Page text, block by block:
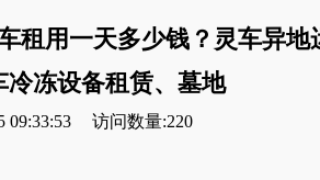
租用一天多少钱？灵车异地
冷冻设备租赁、墓地
09:33:53 访问数量:220